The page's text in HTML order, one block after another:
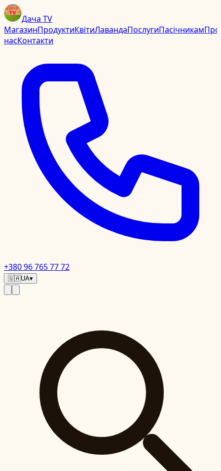
Дача TV
МагазинПродуктиКвітиЛавандаПослугиПасічникамПро
насКонтакти
+380 96 765 77 72
🇺🇦UA▾